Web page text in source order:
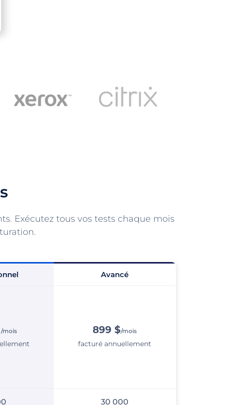
Exécutez tous vos tests chaque mois
Avancé
/mois 899 $/mois
facturé annuellement
30 000